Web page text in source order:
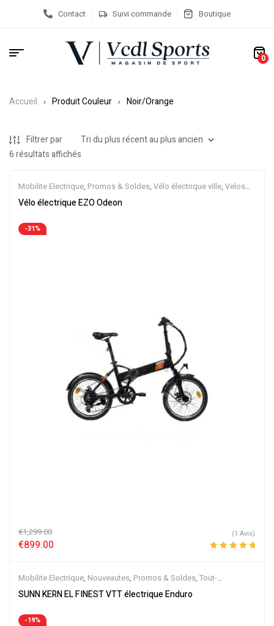
Contact Suivi commande Boutique
0
Accueil Produit Couleur Noir/Orange
Filtrer par
6 résultats affichés
Mobilite Electrique, Promos & Soldes, Vélo électrique ville, Velos
Electriques,VTC Electrique
Vélo électrique EZO Odeon
-31%
€1,299.00
€899.00
(1 Avis)
Mobilite Electrique, Nouveautes, Promos & Soldes, Tout-
Suspendus,Vélo électrique ville,Velos Electriques
SUNN KERN EL FINEST VTT électrique Enduro
-19%